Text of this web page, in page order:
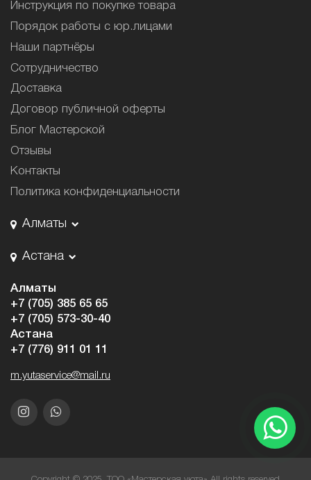
Инструкция по покупке товара
Порядок работы с юр.лицами
Наши партнёры
Сотрудничество
Доставка
Договор публичной оферты
Блог Мастерской
Отзывы
Контакты
Политика конфиденциальности
Алматы
Астана
Алматы
+7 (705) 385 65 65
+7 (705) 573-30-40
Астана
+7 (776) 911 01 11
m.yutaservice@mail.ru